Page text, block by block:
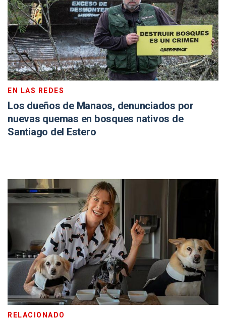
EN LAS REDES
Los dueños de Manaos, denunciados por
nuevas quemas en bosques nativos de
Santiago del Estero
RELACIONADO